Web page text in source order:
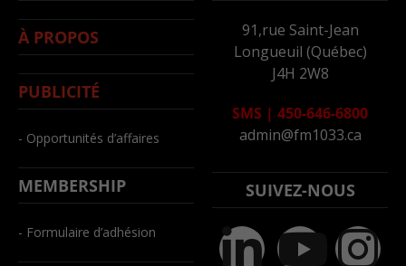
À PROPOS
PUBLICITÉ
- Opportunités d’affaires
MEMBERSHIP
- Formulaire d’adhésion
91,rue Saint-Jean
Longueuil (Québec)
J4H 2W8
SMS | 450-646-6800
admin@fm1033.ca
SUIVEZ-NOUS